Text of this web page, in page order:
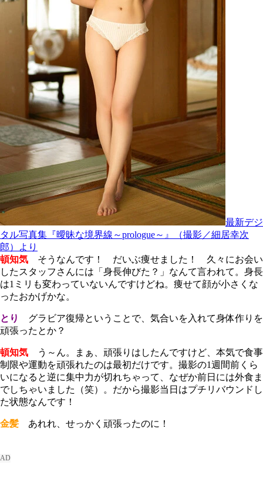
最新デジ
タル写真集『曖昧な境界線～prologue～』（撮影／細居幸次
郎）より
頓知気 そうなんです！ だいぶ痩せました！ 久々にお会い
したスタッフさんには「身長伸びた？」なんて言われて。身長
は1ミリも変わっていないんですけどね。痩せて顔が小さくな
ったおかげかな。
とり
グラビア復帰ということで、気合いを入れて身体作りを
頑張ったとか？
頓知気 う～ん。まぁ、頑張りはしたんですけど、本気で食事
制限や運動を頑張れたのは最初だけです。撮影の1週間前くら
いになると逆に集中力が切れちゃって、なぜか前日には外食ま
でしちゃいました（笑）。だから撮影当日はプチリバウンドし
た状態なんです！
金髪 あれれ、せっかく頑張ったのに！